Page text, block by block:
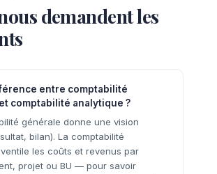
demandent les
entre comptabilité
comptabilité analytique ?
générale donne une vision
bilan). La comptabilité
les coûts et revenus par
projet ou BU — pour savoir